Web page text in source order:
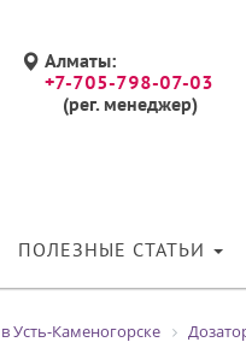
Алматы:
+7-705-798-07-03
(рег. менеджер)
ПОЛЕЗНЫЕ СТАТЬИ
Усть-Каменогорске